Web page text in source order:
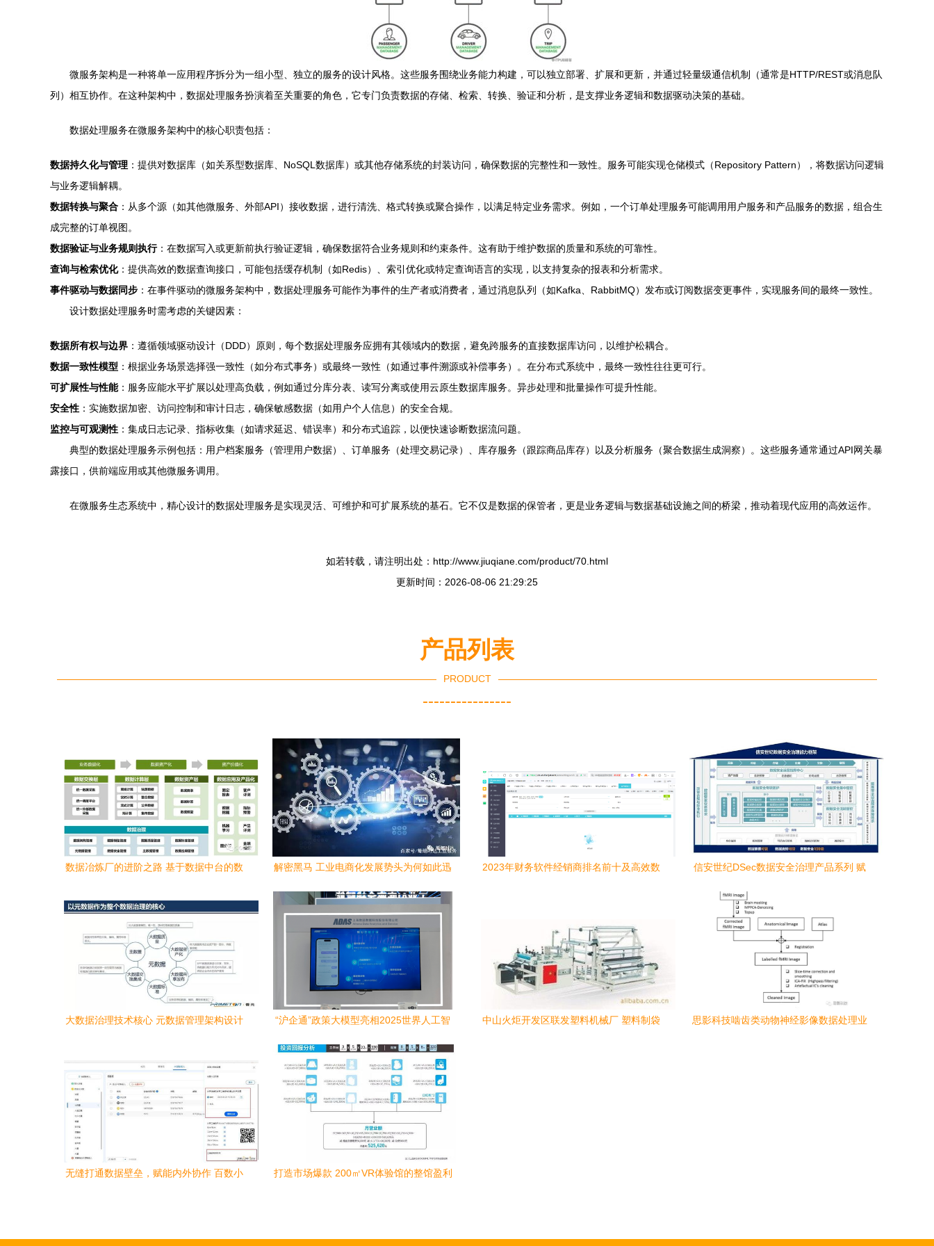
微服务架构是一种将单一应用程序拆分为一组小型、独立的服务的设计风格。这些服务围绕业务能力构建，可以独立部署、扩展和更新，并通过轻量级通信机制（通常是HTTP/REST或消息队
列）相互协作。在这种架构中，数据处理服务扮演着至关重要的角色，它专门负责数据的存储、检索、转换、验证和分析，是支撑业务逻辑和数据驱动决策的基础。
数据处理服务在微服务架构中的核心职责包括：
数据持久化与管理 ：提供对数据库（如关系型数据库、NoSQL数据库）或其他存储系统的封装访问，确保数据的完整性和一致性。服务可能实现仓储模式（Repository Pattern），将数据访问逻辑
与业务逻辑解耦。
数据转换与聚合 ：从多个源（如其他微服务、外部API）接收数据，进行清洗、格式转换或聚合操作，以满足特定业务需求。例如，一个订单处理服务可能调用用户服务和产品服务的数据，组合生
成完整的订单视图。
数据验证与业务规则执行：在数据写入或更新前执行验证逻辑，确保数据符合业务规则和约束条件。这有助于维护数据的质量和系统的可靠性。
查询与检索优化：提供高效的数据查询接口，可能包括缓存机制（如Redis）、索引优化或特定查询语言的实现，以支持复杂的报表和分析需求。
事件驱动与数据同步 ：在事件驱动的微服务架构中，数据处理服务可能作为事件的生产者或消费者，通过消息队列（如Kafka、RabbitMQ）发布或订阅数据变更事件，实现服务间的最终一致性。
设计数据处理服务时需考虑的关键因素：
数据所有权与边界 ：遵循领域驱动设计（DDD）原则，每个数据处理服务应拥有其领域内的数据，避免跨服务的直接数据库访问，以维护松耦合。
数据一致性模型 ：根据业务场景选择强一致性（如分布式事务）或最终一致性（如通过事件溯源或补偿事务）。在分布式系统中，最终一致性往往更可行。
可扩展性与性能：服务应能水平扩展以处理高负载，例如通过分库分表、读写分离或使用云原生数据库服务。异步处理和批量操作可提升性能。
安全性 ：实施数据加密、访问控制和审计日志，确保敏感数据（如用户个人信息）的安全合规。
监控与可观测性 ：集成日志记录、指标收集（如请求延迟、错误率）和分布式追踪，以便快速诊断数据流问题。
典型的数据处理服务示例包括：用户档案服务（管理用户数据）、订单服务（处理交易记录）、库存服务（跟踪商品库存）以及分析服务（聚合数据生成洞察）。这些服务通常通过API网关暴
露接口，供前端应用或其他微服务调用。
在微服务生态系统中，精心设计的数据处理服务是实现灵活、可维护和可扩展系统的基石。它不仅是数据的保管者，更是业务逻辑与数据基础设施之间的桥梁，推动着现代应用的高效运作。
如若转载，请注明出处：http://www.jiuqiane.com/product/70.html
更新时间：2026-08-06 21:29:25
产品列表
PRODUCT
----------------
数据冶炼厂的进阶之路 基于数据中台的数
解密黑马 工业电商化发展势头为何如此迅
2023年财务软件经销商排名前十及高效数
信安世纪DSec数据安全治理产品系列 赋
大数据治理技术核心 元数据管理架构设计
“沪企通”政策大模型亮相2025世界人工智
务新标杆
中山火炬开发区联发塑料机械厂 塑料制袋
思影科技啮齿类动物神经影像数据处理业
无缝打通数据壁垒，赋能内外协作 百数小
打造市场爆款 200㎡VR体验馆的整馆盈利